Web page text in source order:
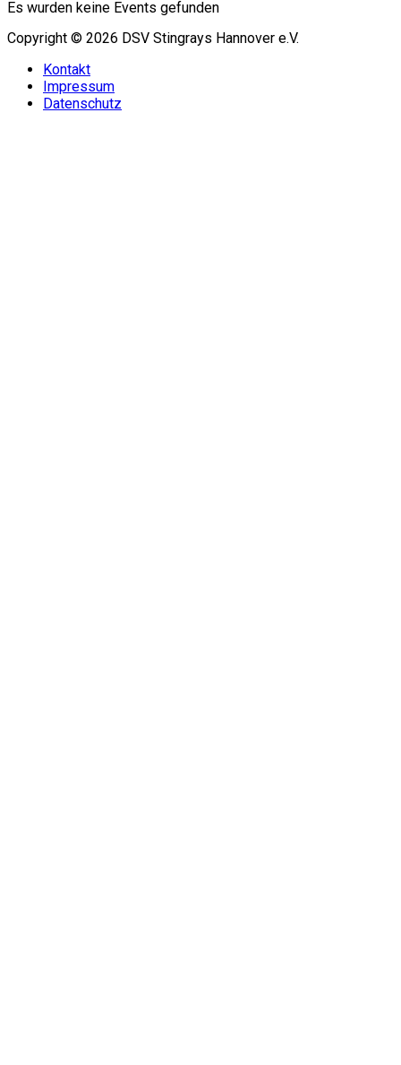
Es wurden keine Events gefunden
Copyright © 2026 DSV Stingrays Hannover e.V.
Kontakt
Impressum
Datenschutz